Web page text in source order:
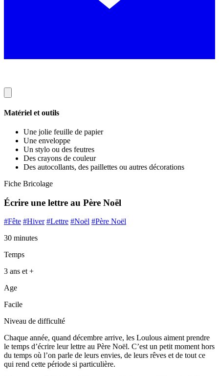
Matériel et outils
Une jolie feuille de papier
Une enveloppe
Un stylo ou des feutres
Des crayons de couleur
Des autocollants, des paillettes ou autres décorations
Fiche Bricolage
Écrire une lettre au Père Noël
#Fête #Hiver #Lettre #Noël #Père Noël
30 minutes
Temps
3 ans et +
Age
Facile
Niveau de difficulté
Chaque année, quand décembre arrive, les Loulous aiment prendre
le temps d’écrire leur lettre au Père Noël. C’est un petit moment hors
du temps où l’on parle de leurs envies, de leurs rêves et de tout ce
qui rend cette période si particulière.